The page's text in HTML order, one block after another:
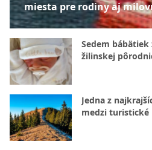
miesta pre rodiny aj
Sedem
žilinskej
Jedna z
medzi turistické